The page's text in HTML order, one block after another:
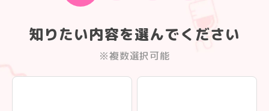
知りたい内容を選んでください
※複数選択可能